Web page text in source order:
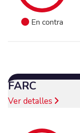
En contra
FARC
Ver detalles